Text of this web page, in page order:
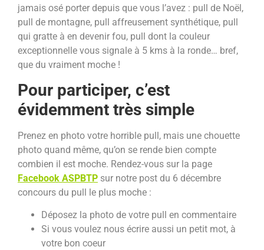
jamais osé porter depuis que vous l’avez : pull de Noël,
pull de montagne, pull affreusement synthétique, pull
qui gratte à en devenir fou, pull dont la couleur
exceptionnelle vous signale à 5 kms à la ronde… bref,
que du vraiment moche !
Pour participer, c’est
évidemment très simple
Prenez en photo votre horrible pull, mais une chouette
photo quand même, qu’on se rende bien compte
combien il est moche. Rendez-vous sur la page
Facebook ASPBTP sur notre post du 6 décembre
concours du pull le plus moche :
Déposez la photo de votre pull en commentaire
Si vous voulez nous écrire aussi un petit mot, à
votre bon coeur